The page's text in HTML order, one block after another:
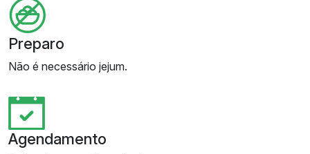
Preparo
Não é necessário jejum.
Agendamento